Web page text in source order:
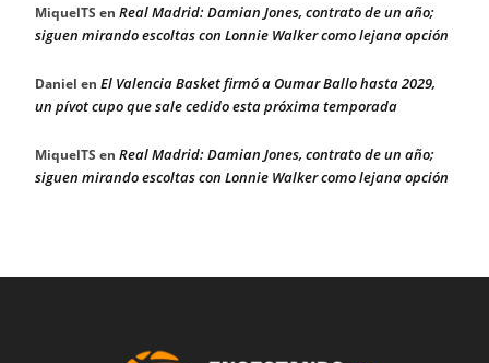
MiquelTS en Real Madrid: Damian Jones, contrato de un año;
siguen mirando escoltas con Lonnie Walker como lejana opción
Daniel en El Valencia Basket firmó a Oumar Ballo hasta 2029,
un pívot cupo que sale cedido esta próxima temporada
MiquelTS en Real Madrid: Damian Jones, contrato de un año;
siguen mirando escoltas con Lonnie Walker como lejana opción